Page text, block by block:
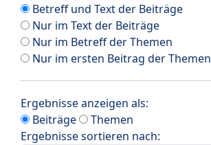
Betreff und Text der Beiträge
Nur im Text der Beiträge
Nur im Betreff der Themen
Nur im ersten Beitrag der Themen
Ergebnisse anzeigen als:
Beiträge
Themen
Ergebnisse sortieren nach: